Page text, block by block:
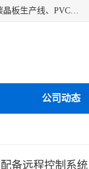
江苏艾斯曼机械有限公司专业生产各种合成树脂瓦设备、PVC树脂瓦生产线、PVC仿大理石板生产线，PVC碳晶板生产线、PVC护墙板生产线，PVC格栅板生产线、PVC扣板生产线、塑料建筑模板生产线。操作方便，性能稳定，价格合理，质量保障。
公司动态
配备远程控制系